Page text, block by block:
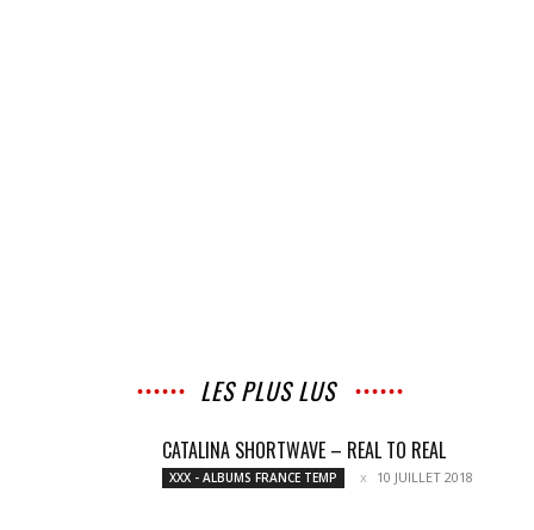
LES PLUS LUS
CATALINA SHORTWAVE – REAL TO REAL
XXX - ALBUMS FRANCE TEMP 10 JUILLET 2018